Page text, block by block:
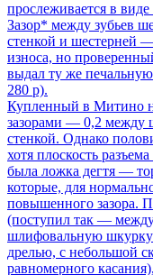
прослеживается в
Зазор* между зубьев
стенкой и шестерней
износа, но
выдал ту же
280 р).
Купленный в Митино
зазорами — 0,2 между
стенкой. Однако
хотя плоскость
была ложка дегтя —
которые, для
повышенного зазора.
(поступил так —
шлифовальную шкурку
дрелью, с небольшой
равномерного